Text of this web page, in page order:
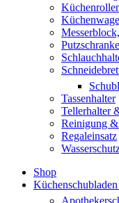
Tassenhalter
Tellerhalter
Reinigung
Regaleinsatz
Shop